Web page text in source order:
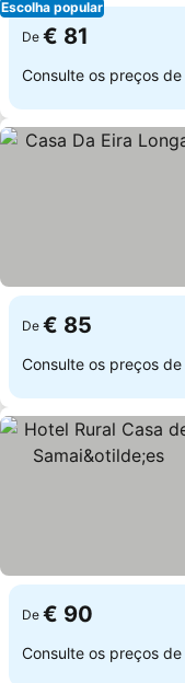
Escolha popular
De € 81
Consulte os preços de
De € 85
Consulte os preços de
De € 90
Consulte os preços de